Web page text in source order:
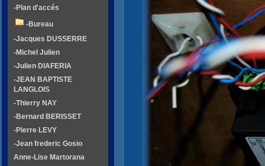
-Plan d'accés
-Bureau
-Jacques DUSSERRE
-Michel Julien
-Julien DIAFERIA
-JEAN BAPTISTE
LANGLOIS
-Thierry NAY
-Bernard BERISSET
-Pierre LEVY
-Jean frederic Gosio
Anne-Lise Martorana